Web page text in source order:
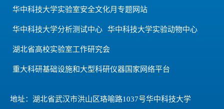
华中科技大学实验室安全文化月专题网站
华中科技大学分析测试中心 华中科技大学实验动物中心
湖北省高校实验室工作研究会
重大科研基础设施和大型科研仪器国家网络平台
地址：湖北省武汉市洪山区珞喻路1037号华中科技大学